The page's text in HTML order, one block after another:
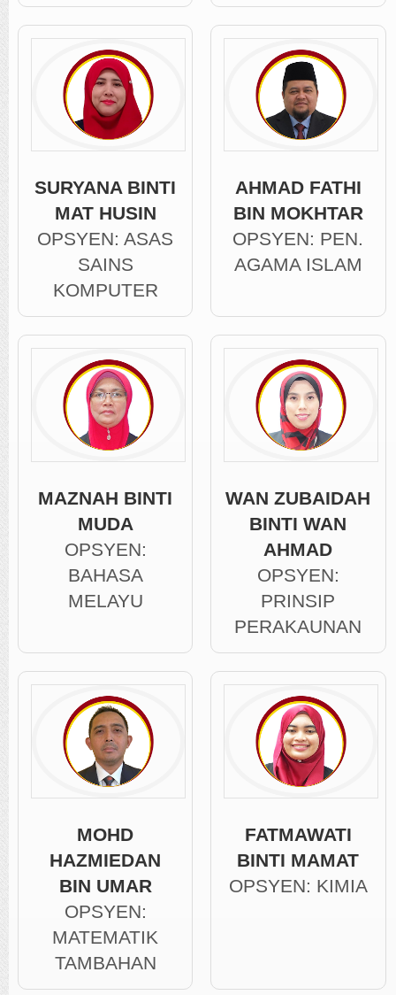
SURYANA BINTI
MAT HUSIN
OPSYEN: ASAS
SAINS
KOMPUTER
AHMAD FATHI
BIN MOKHTAR
OPSYEN: PEN.
AGAMA ISLAM
MAZNAH BINTI
MUDA
OPSYEN:
BAHASA
MELAYU
WAN ZUBAIDAH
BINTI WAN
AHMAD
OPSYEN:
PRINSIP
PERAKAUNAN
MOHD
HAZMIEDAN
BIN UMAR
OPSYEN:
MATEMATIK
TAMBAHAN
FATMAWATI
BINTI MAMAT
OPSYEN: KIMIA